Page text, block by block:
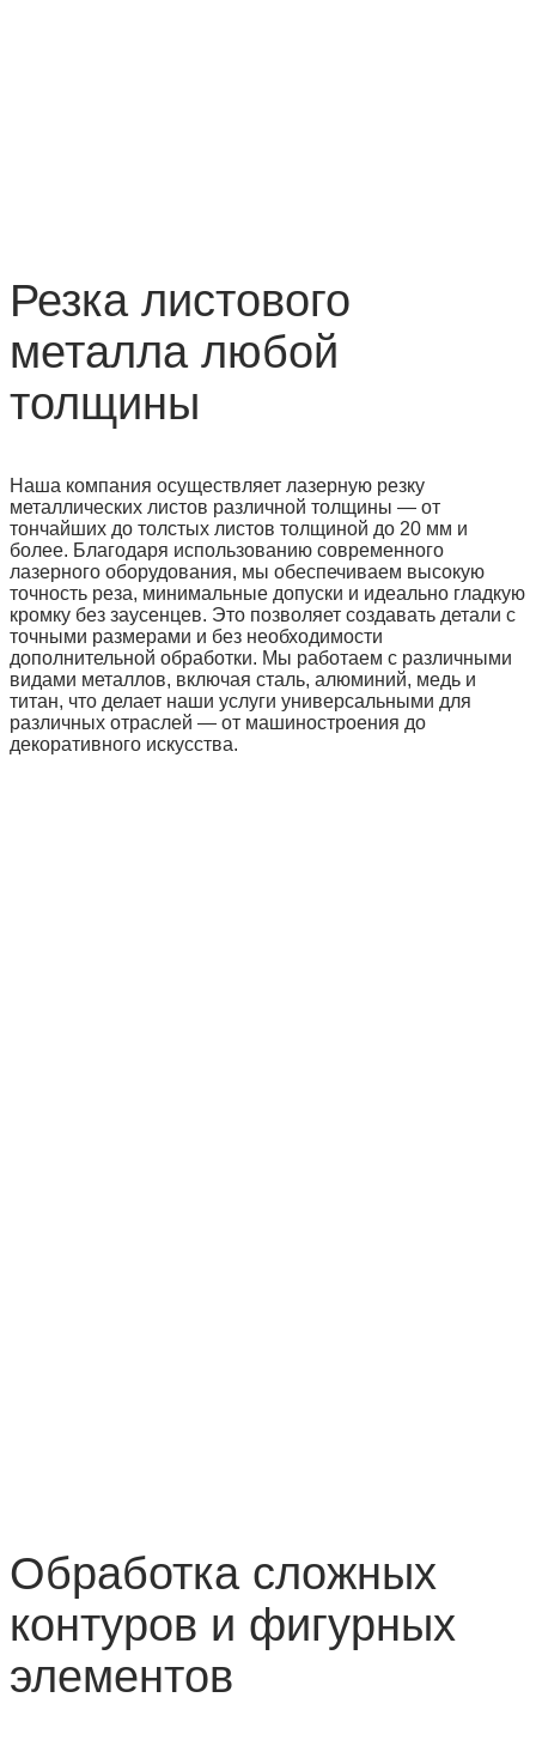
Резка листового
металла любой
толщины
Наша компания осуществляет лазерную резку
металлических листов различной толщины — от
тончайших до толстых листов толщиной до 20 мм и
более. Благодаря использованию современного
лазерного оборудования, мы обеспечиваем высокую
точность реза, минимальные допуски и идеально гладкую
кромку без заусенцев. Это позволяет создавать детали с
точными размерами и без необходимости
дополнительной обработки. Мы работаем с различными
видами металлов, включая сталь, алюминий, медь и
титан, что делает наши услуги универсальными для
различных отраслей — от машиностроения до
декоративного искусства.
Обработка сложных
контуров и фигурных
элементов